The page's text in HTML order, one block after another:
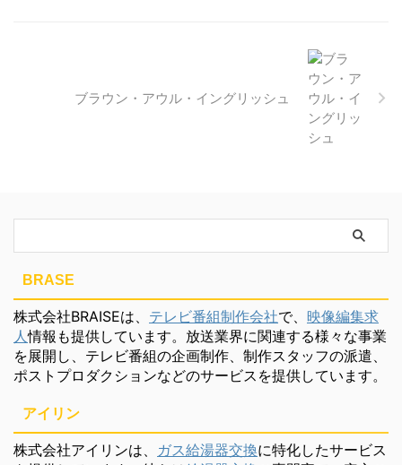
ブラウン・アウル・イングリッシュ
BRASE
株式会社BRAISEは、 テレビ番組制作会社で、 映像編集求
人情報も提供しています。放送業界に関連する様々な事業
を展開し、テレビ番組の企画制作、制作スタッフの派遣、
ポストプロダクションなどのサービスを提供しています。
アイリン
株式会社アイリンは、 ガス給湯器交換に特化したサービス